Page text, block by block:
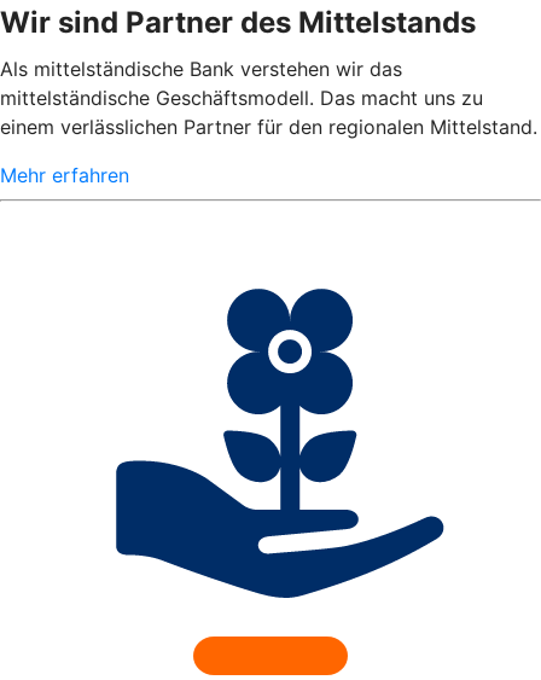
Wir sind Partner des Mittelstands
Als mittelständische Bank verstehen wir das
mittelständische Geschäftsmodell. Das macht uns zu
einem verlässlichen Partner für den regionalen Mittelstand.
Mehr erfahren